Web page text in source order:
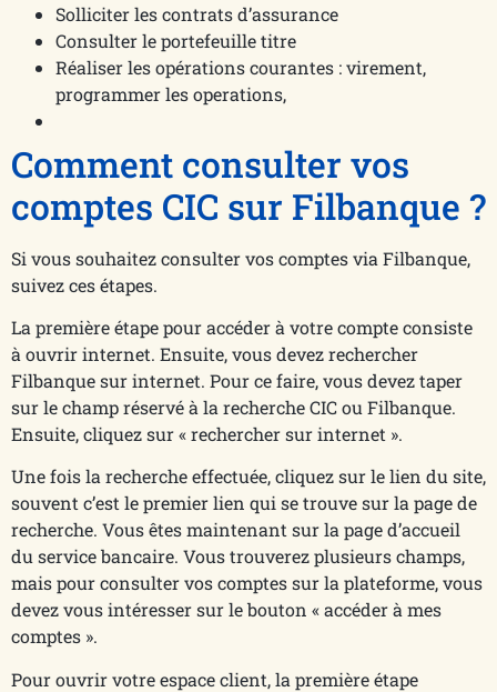
Solliciter les contrats d’assurance
Consulter le portefeuille titre
Réaliser les opérations courantes : virement,
programmer les operations,
Comment consulter vos
comptes CIC sur Filbanque ?
Si vous souhaitez consulter vos comptes via Filbanque,
suivez ces étapes.
La première étape pour accéder à votre compte consiste
à ouvrir internet. Ensuite, vous devez rechercher
Filbanque sur internet. Pour ce faire, vous devez taper
sur le champ réservé à la recherche CIC ou Filbanque.
Ensuite, cliquez sur « rechercher sur internet ».
Une fois la recherche effectuée, cliquez sur le lien du site,
souvent c’est le premier lien qui se trouve sur la page de
recherche. Vous êtes maintenant sur la page d’accueil
du service bancaire. Vous trouverez plusieurs champs,
mais pour consulter vos comptes sur la plateforme, vous
devez vous intéresser sur le bouton « accéder à mes
comptes ».
Pour ouvrir votre espace client, la première étape